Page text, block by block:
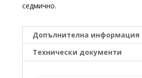
седмично.
Допълнителна информация
Технически документи